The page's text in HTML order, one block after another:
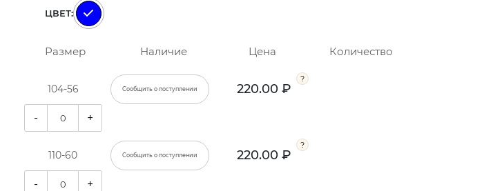
ЦВЕТ:
Размер Наличие Цена Количество
104-56 Сообщить о поступлении 220.00 ₽
- +
110-60 Сообщить о поступлении 220.00 ₽
- +